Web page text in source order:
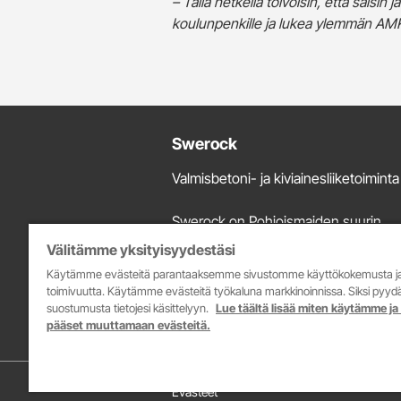
koulunpenkille ja lukea ylemmän
Lisätietoja
ja
Swerock
Valmisbetoni- ja kiviainesliiketoiminta
Swerock on Pohjoismaiden suurin
kiviaines- ja valmisbetonitoimittaja.
Tarjontaamme kuuluu Suomessa
ja kiviainesten valmistus ja myynti
avolouhinta ja murskauspalvelut.
Evästeet
Välitämme yksityisyydestäsi
Käytämme evästeitä parantaaksemme sivustomme käyttökokemusta
toimivuutta. Käytämme evästeitä työkaluna markkinoinnissa. Siksi
suostumusta tietojesi käsittelyyn. Lue täältä lisää miten käytämme
pääset muuttamaan evästeitä.